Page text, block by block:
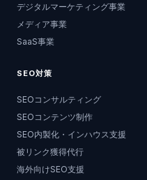
デジタルマーケティング事業
メディア事業
SaaS事業
SEO対策
SEOコンサルティング
SEOコンテンツ制作
SEO内製化・インハウス支援
被リンク獲得代行
海外向けSEO支援